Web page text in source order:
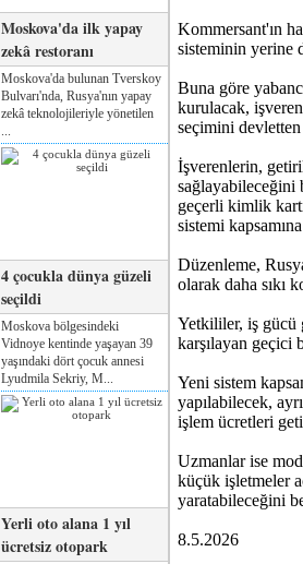
Moskova'da ilk yapay
zekâ restoranı
Moskova'da bulunan Tverskoy
Bulvarı'nda, Rusya'nın yapay
zekâ teknolojileriyle yönetilen
4 çocukla dünya güzeli
seçildi
Moskova bölgesindeki
Vidnoye kentinde yaşayan 39
yaşındaki dört çocuk annesi
Lyudmila Sekriy, M...
Yerli oto alana 1 yıl
ücretsiz otopark
Kommersant'ın
sisteminin yerine
Buna göre
kurulacak,
seçimini
İşverenlerin,
sağlayabileceğini
geçerli kimlik
sistemi
Düzenleme,
olarak daha sıkı
Yetkililer, iş gücü
karşılayan geçici
Yeni sistem
yapılabilecek,
işlem ücretleri
Uzmanlar ise
küçük işletmeler
yaratabileceğini
8.5.2026